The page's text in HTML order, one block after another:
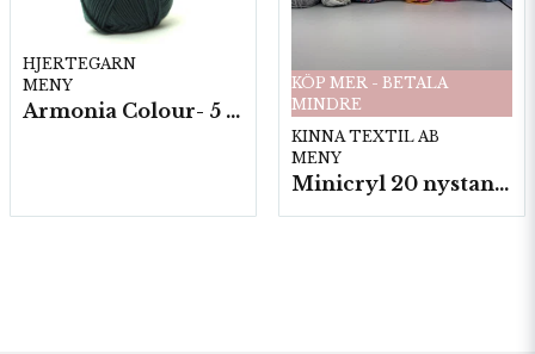
HJERTEGARN
MENY
Armonia Colour- 5 härv/fp. a100 g.
KÖP MER - BETALA
MINDRE
KINNA TEXTIL AB
MENY
Minicryl 20 nystan a25g./fp.